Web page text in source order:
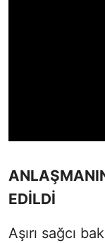
EDİLDİ
Aşırı sağcı